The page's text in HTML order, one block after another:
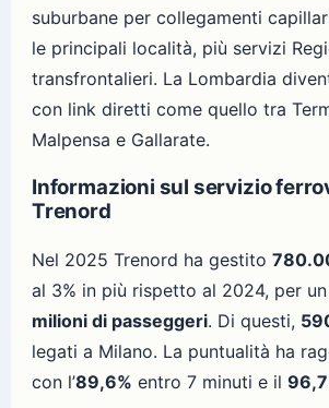
suburbane per collegamenti
le principali località, più servizi
transfrontalieri. La Lombardia
con link diretti come quello tra
Malpensa e Gallarate.
Informazioni sul servizio
Trenord
Nel 2025 Trenord ha gestito
al 3% in più rispetto al 2024, per
milioni di passeggeri. Di questi,
legati a Milano. La puntualità ha
con l’89,6% entro 7 minuti e il